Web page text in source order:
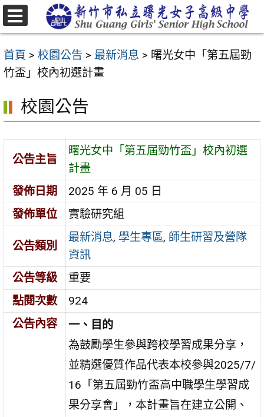
跳
至
要
內
區
首頁 > 校園公告 > 最新消息 > 曙光女中「第五屆勁
竹盃」校內初選計畫
校園公告
公告主旨
曙光女中「第五屆勁竹盃」校內初選
計畫
發佈日期
2025 年 6 月 05 日
發佈單位
實驗研究組
公告類別
最新消息, 學生專區, 師生研習及營隊
資訊
公告等級
重要
點閱次數
924
公告內容
一、目的
為鼓勵學生參與跨校學習成果分享，
並精選優質作品代表本校參與2025/7/
16「第五屆勁竹盃高中職學生學習成
果分享會」，本計畫旨在建立公開、
選
單